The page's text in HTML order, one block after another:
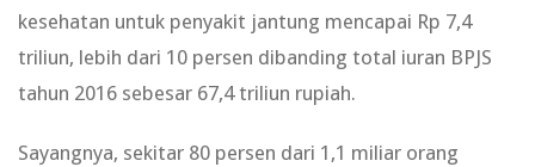
kesehatan untuk penyakit jantung mencapai Rp 7,4
triliun, lebih dari 10 persen dibanding total iuran BPJS
tahun 2016 sebesar 67,4 triliun rupiah.
Sayangnya, sekitar 80 persen dari 1,1 miliar orang